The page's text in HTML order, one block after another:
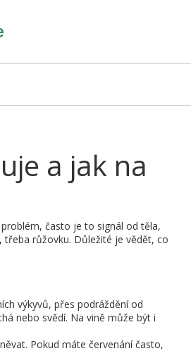
a jak na
často je to signál od těla,
třeba růžovku. Důležité je vědět, co
výkyvů, přes podráždění od
nebo svědí. Na vině může být i
Pokud máte červenání často,